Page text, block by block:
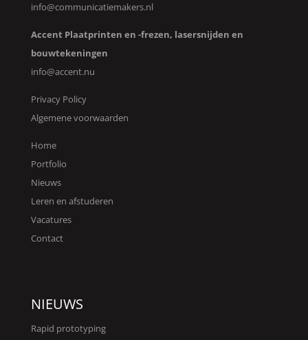
info@communicatiemakers.nl
Accent Plaatprinten en -frezen, lasersnijden en
bouwtekeningen
info@accent.nu
Privacy Policy
Algemene voorwaarden
Home
Portfolio
Nieuws
Leren en afstuderen
Vacatures
Contact
NIEUWS
Rapid prototyping